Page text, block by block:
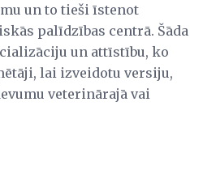
un to tieši īstenot
palīdzības centrā. Šāda
un attīstību, ko
lai izveidotu versiju,
veterinārajā vai